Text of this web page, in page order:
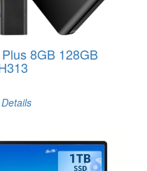
8GB 128GB
Details